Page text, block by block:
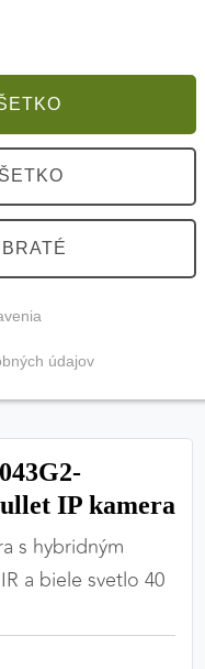
IP kamera
s hybridným
a biele svetlo 40
nebolo možné
údajov